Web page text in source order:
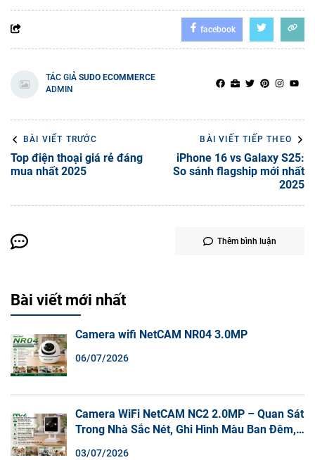
facebook
TÁC GIẢ SUDO ECOMMERCE
ADMIN
BÀI VIẾT TRƯỚC
Top điện thoại giá rẻ đáng
mua nhất 2025
BÀI VIẾT TIẾP THEO
iPhone 16 vs Galaxy S25:
So sánh flagship mới nhất
2025
Thêm bình luận
Bài viết mới nhất
Camera wifi NetCAM NR04 3.0MP
06/07/2026
Camera WiFi NetCAM NC2 2.0MP – Quan Sát
Trong Nhà Sắc Nét, Ghi Hình Màu Ban Đêm,
03/07/2026